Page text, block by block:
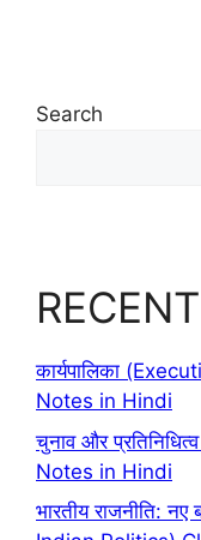
Search
कार्यपालिका
Notes in Hindi
चुनाव और
Notes in Hindi
भारतीय राजनीति: